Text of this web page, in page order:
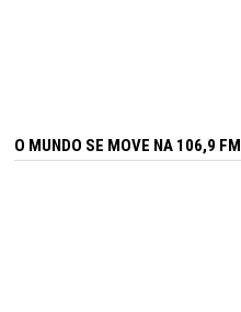
O MUNDO SE MOVE NA 106,9 FM